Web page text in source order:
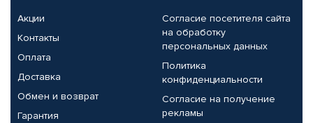
Акции
Контакты
Оплата
Доставка
Обмен и возврат
Гарантия
Согласие посетителя сайта
на обработку
персональных данных
Политика
конфиденциальности
Согласие на получение
рекламы